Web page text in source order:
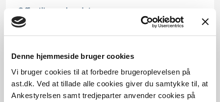
Denne hjemmeside bruger cookies
Vi bruger cookies til at forbedre brugeroplevelsen på
ast.dk. Ved at tillade alle cookies giver du samtykke til, at
Ankestyrelsen samt tredjeparter anvender cookies på
Offentliggørelsesdato
Denne principafgørelse er kasseret den 19. februar
Paragraf